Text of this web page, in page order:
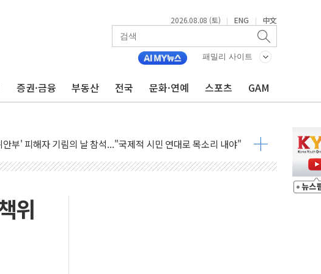
2026.08.08 (토) | ENG | 中文
패밀리 사이트
증권·금융 부동산 전국 문화·연예 스포츠 GAM
혼 때문에 손해 보는 일 없게"…'결혼 페널티' 22개 과제 손본다
부' 피해자 기림의 날 참석..."국제적 시민 연대로 목소리 내야"
갯벌서 해루질 중 실종 60대 나흘만에 숨진 채 발견
김민석에 '뻔뻔' 받아친 정청래…제주 연설서 신경전 고조
개편 재검토 지시…與 "적극 환영"·野 "졸속 국정"
위